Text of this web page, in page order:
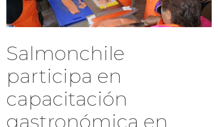
Salmonchile
participa en
capacitación
gastronómica en